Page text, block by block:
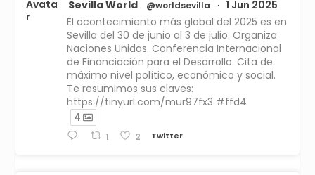
Avata
r
Sevilla World @worldsevilla ·
1 Jun 2025
El acontecimiento más global del 2025 es en
Sevilla del 30 de junio al 3 de julio. Organiza
Naciones Unidas. Conferencia Internacional
de Financiación para el Desarrollo. Cita de
máximo nivel político, económico y social.
Te resumimos sus claves:
https://tinyurl.com/mur97fx3 #ffd4
4
1 2 Twitter